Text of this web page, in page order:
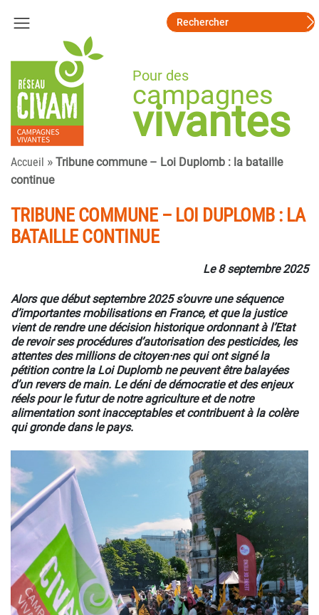
Pour des
campagnes
vivantes
Accueil » Tribune commune – Loi Duplomb : la bataille
continue
TRIBUNE COMMUNE – LOI DUPLOMB : LA
BATAILLE CONTINUE
Le 8 septembre 2025
Alors que début septembre 2025 s’ouvre une séquence
d’importantes mobilisations en France, et que la justice
vient de rendre une décision historique ordonnant à l’Etat
de revoir ses procédures d’autorisation des pesticides, les
attentes des millions de citoyen·nes qui ont signé la
pétition contre la Loi Duplomb ne peuvent être balayées
d’un revers de main. Le déni de démocratie et des enjeux
réels pour le futur de notre agriculture et de notre
alimentation sont inacceptables et contribuent à la colère
qui gronde dans le pays.